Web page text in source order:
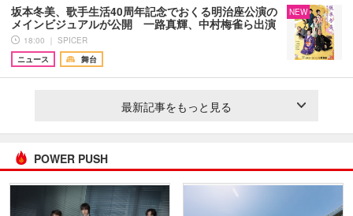
坂本冬美、歌手生活40周年記念でおくる明治座公演の
メインビジュアルが公開 一路真輝、中村梅雀ら出演
18:00 ｜ SPICER
ニュース
舞台
NEW
最新記事をもっと見る
POWER PUSH